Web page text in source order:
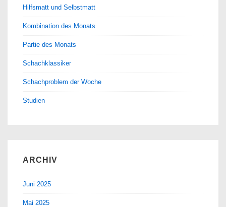
Hilfsmatt und Selbstmatt
Kombination des Monats
Partie des Monats
Schachklassiker
Schachproblem der Woche
Studien
ARCHIV
Juni 2025
Mai 2025